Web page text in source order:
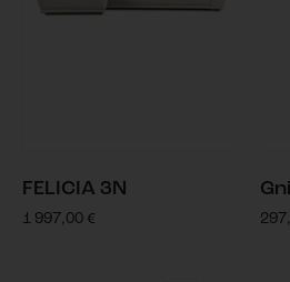
FELICIA 3N
1 997,00 €